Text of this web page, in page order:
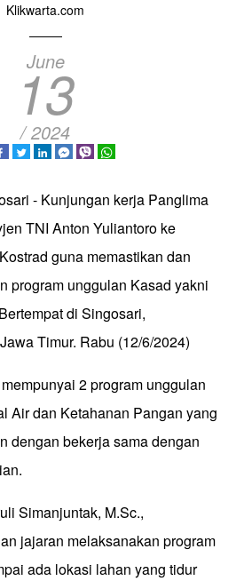
Klikwarta.com
June
13
/ 2024
- Kunjungan kerja Panglima
TNI Anton Yuliantoro ke
guna memastikan dan
program unggulan Kasad yakni
di Singosari,
Timur. Rabu (12/6/2024)
2 program unggulan
Air dan Ketahanan Pangan yang
dengan bekerja sama dengan
Simanjuntak, M.Sc.,
jajaran melaksanakan program
ada lokasi lahan yang tidur